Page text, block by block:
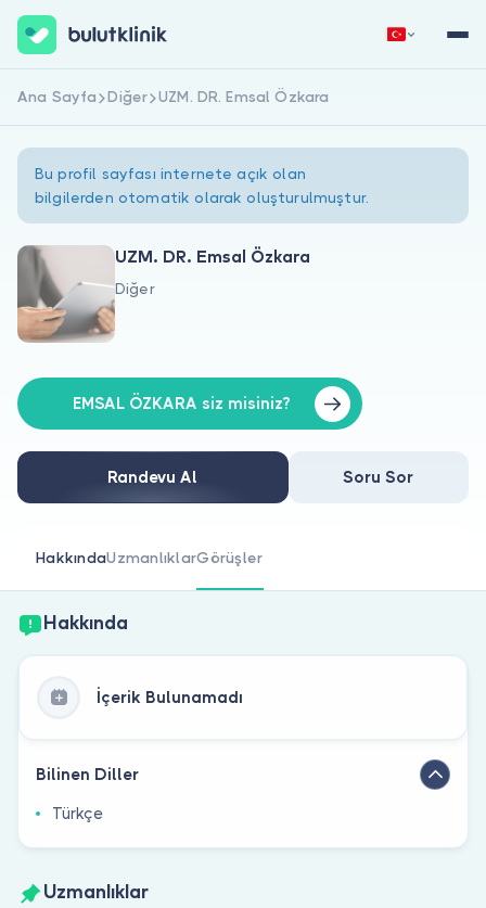
Hakkımızda
Doktorlar için
Doktor musunuz?
Hemen Kaydol Giriş Yap
Ana Sayfa Diğer UZM. DR. Emsal Özkara
Bu profil sayfası internete açık olan
bilgilerden otomatik olarak oluşturulmuştur.
UZM. DR. Emsal Özkara
Diğer
EMSAL ÖZKARA siz misiniz?
Randevu Al Soru Sor
HakkındaUzmanlıklarGörüşler
Hakkında
İçerik Bulunamadı
Bilinen Diller
Türkçe
Uzmanlıklar